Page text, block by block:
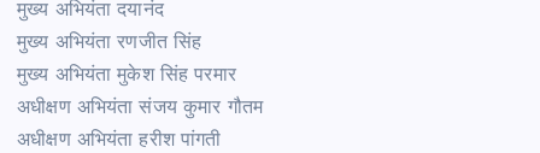
मुख्य अभियंता दयानंद
मुख्य अभियंता रणजीत सिंह
मुख्य अभियंता मुकेश सिंह परमार
अधीक्षण अभियंता संजय कुमार गौतम
अधीक्षण अभियंता हरीश पांगती